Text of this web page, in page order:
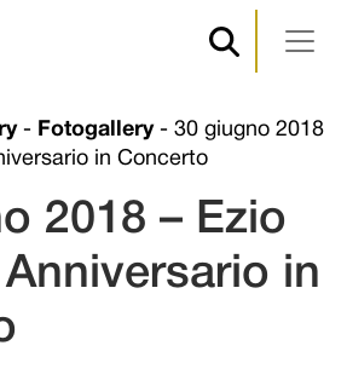
- Fotogallery- 30 giugno 2018
in Concerto
2018 – Ezio
in